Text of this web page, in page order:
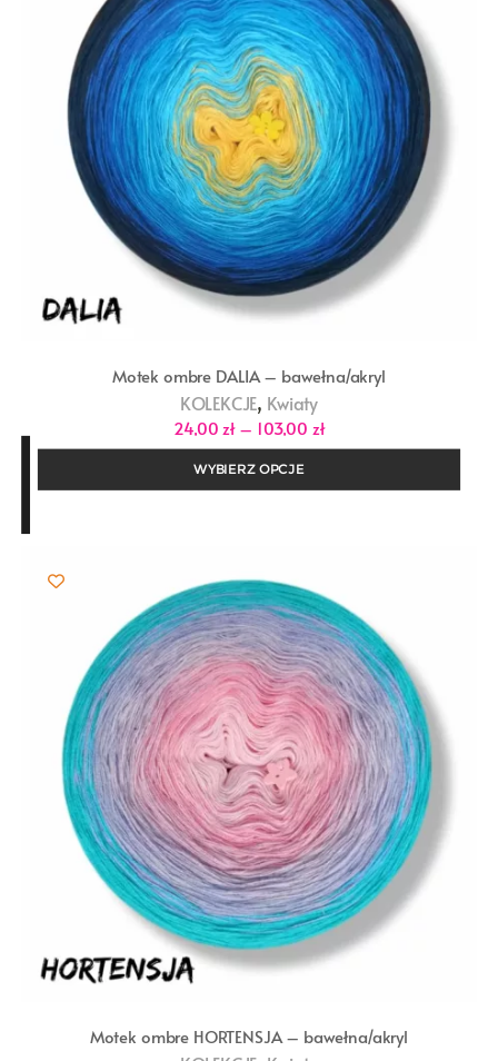
Motek ombre DALIA – bawełna/akryl
KOLEKCJE, Kwiaty
24,00zł – 103,00 złZakres
cen:
do
WYBIERZ OPCJE
Motek ombre HORTENSJA – bawełna/akryl